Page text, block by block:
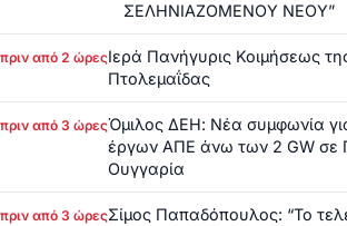
ΣΕΛΗΝΙΑΖΟΜΕΝΟΥ ΝΕΟΥ”
πριν από 2 ώρεςΙερά Πανήγυρις Κοιμήσεως
Πτολεμαΐδας
πριν από 3 ώρεςΌμιλος ΔΕΗ: Νέα συμφωνία
έργων ΑΠΕ άνω των 2 GW σε
Ουγγαρία
πριν από 3 ώρεςΣίμος Παπαδόπουλος: “Το